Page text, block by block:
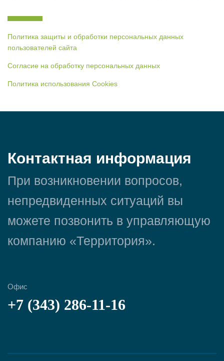
Политика защиты и обработки персональных данных
пользователей сайта
Согласие на обработку персональных данных
Политика использования Cookies
Контактная информация
При возникновении вопросов,
непредвиденных ситуаций вы
можете позвонить в управляющую
компанию «Территория».
Офис
+7 (343) 286-11-16